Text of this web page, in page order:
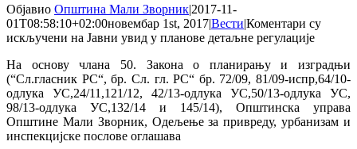
Објавио Општина Мали Зворник|2017-11-
01T08:58:10+02:00новембар 1st, 2017|Вести|Коментари су
искључени на Јавни увид у планове детаљне регулације
На основу члана 50. Закона о планирању и изградњи
(“Сл.гласник РС“, бр. Сл. гл. РС“ бр. 72/09, 81/09-испр,64/10-
одлука УС,24/11,121/12, 42/13-одлука УС,50/13-одлука УС,
98/13-одлука УС,132/14 и 145/14), Општинска управа
Општине Мали Зворник, Одељење за привреду, урбанизам и
инспекцијске послове оглашава